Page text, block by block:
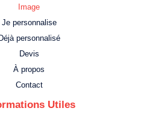
Image
Je personnalise
Déjà personnalisé
Devis
À propos
Contact
Utiles